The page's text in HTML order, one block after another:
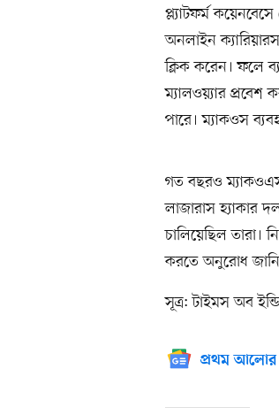
প্ল্যাটফর্ম
অনলাইন
ক্লিক করেন। ফলে
ম্যালওয়্যার প্রবেশ
পারে। ম্যাকওস
গত বছরও ম্যাকওএস
লাজারাস হ্যাকার
চালিয়েছিল তারা।
করতে অনুরোধ
সূত্র: টাইমস অব
প্রথম আলোর